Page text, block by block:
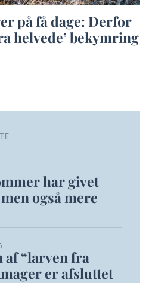
på få dage: Derfor
helvede’ bekymring
har givet
også mere
af “larven fra
er afsluttet